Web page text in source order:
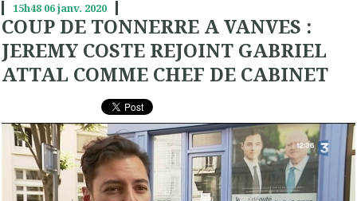
15h48 06janv. 2020
COUP DE TONNERRE A VANVES :
JEREMY COSTE REJOINT GABRIEL
ATTAL COMME CHEF DE CABINET